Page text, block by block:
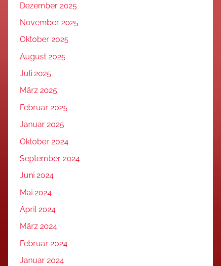
Dezember 2025
November 2025
Oktober 2025
August 2025
Juli 2025
März 2025
Februar 2025
Januar 2025
Oktober 2024
September 2024
Juni 2024
Mai 2024
April 2024
März 2024
Februar 2024
Januar 2024